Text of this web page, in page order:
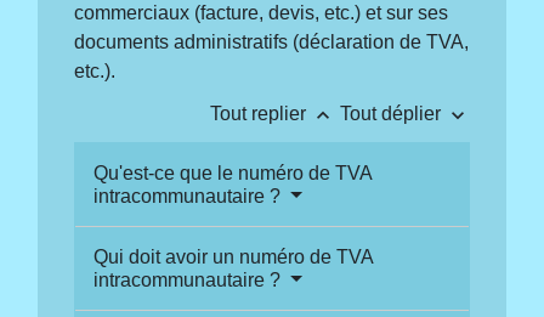
commerciaux (facture, devis, etc.) et sur ses
documents administratifs (déclaration de TVA,
etc.).
Tout replier keyboard_arrow_up Tout déplier keyboard_arrow_down
Qu'est-ce que le numéro de TVA
intracommunautaire ?
Qui doit avoir un numéro de TVA
intracommunautaire ?